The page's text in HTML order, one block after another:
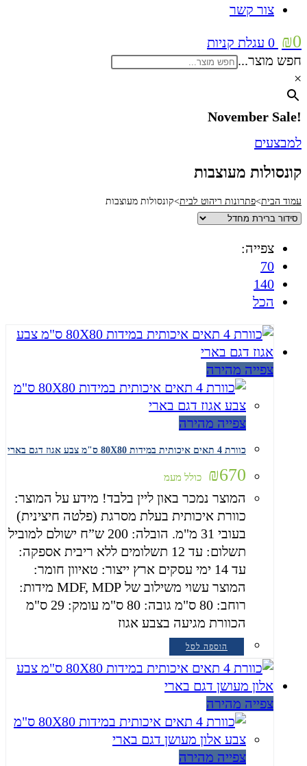
צור קשר
₪0
0 עגלת קניות
חפש מוצר...
×
!November Sale
למבצעים
קונסולות מעוצבות
עמוד הבית>פתרונות ריהוט לבית>קונסולות מעוצבות
צפייה:
70
140
הכל
צפייה מהירה
צפייה מהירה
כוורת 4 תאים איכותית במידות 80X80 ס"מ צבע אגוז דגם בארי
₪670 כולל מעמ
המוצר נמכר באון ליין בלבד! מידע על המוצר:
כוורת איכותית בעלת מסרגת (פלטה חיצינית)
בעובי 31 מ"מ. הובלה: 200 ש”ח ישולם למוביל
תשלום: עד 12 תשלומים ללא ריבית אספקה:
עד 14 ימי עסקים ארץ ייצור: טאיוון חומר:
המוצר עשוי משילוב של MDF, MDP מידות:
רוחב: 80 ס"מ גובה: 80 ס"מ עומק: 29 ס"מ
הכוורת מגיעה בצבע אגוז
הוספה לסל
צפייה מהירה
צפייה מהירה